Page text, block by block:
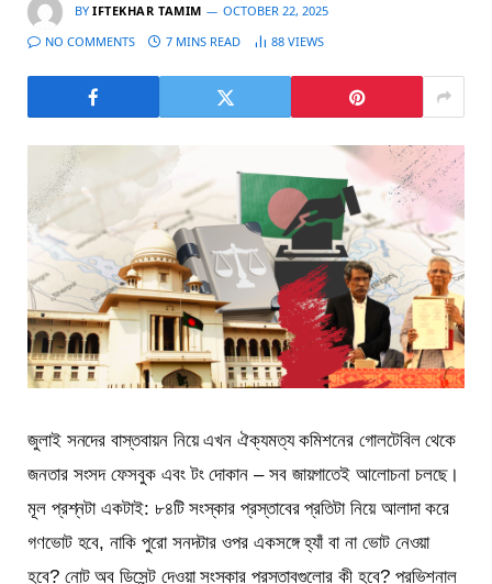
BY IFTEKHAR TAMIM
OCTOBER 22, 2025
NO COMMENTS
7 MINS READ 88 VIEWS
জুলাই সনদের বাস্তবায়ন নিয়ে এখন ঐক্যমত্য কমিশনের গোলটেবিল থেকে
জনতার সংসদ ফেসবুক এবং টং দোকান – সব জায়গাতেই আলোচনা চলছে।
মূল প্রশ্নটা একটাই: ৮৪টি সংস্কার প্রস্তাবের প্রতিটা নিয়ে আলাদা করে
গণভোট হবে, নাকি পুরো সনদটার ওপর একসঙ্গে হ্যাঁ বা না ভোট নেওয়া
হবে? নোট অব ডিসেন্ট দেওয়া সংস্কার প্রস্তাবগুলোর কী হবে? প্রভিশনাল